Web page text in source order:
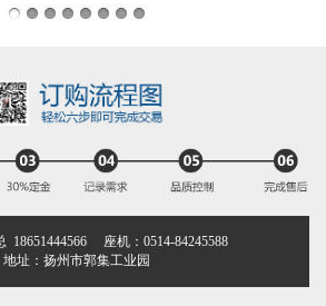
18651444566 座机：0514-84245588
地址：扬州市郭集工业园